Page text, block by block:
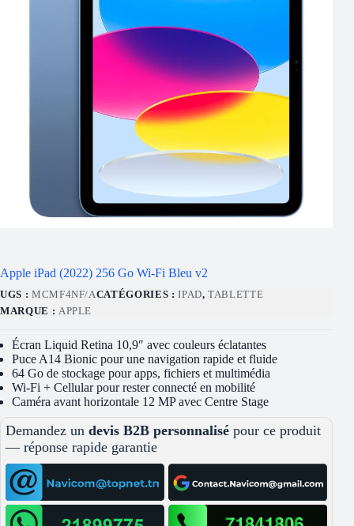
Apple iPad (2022) 256 Go Wi-Fi Bleu v2
UGS : MCMF4NF/ACATÉGORIES :IPAD,TABLETTE
MARQUE : APPLE
Écran Liquid Retina 10,9″ avec couleurs éclatantes
Puce A14 Bionic pour une navigation rapide et fluide
64 Go de stockage pour apps, fichiers et multimédia
Wi-Fi + Cellular pour rester connecté en mobilité
Caméra avant horizontale 12 MP avec Centre Stage
Demandez un devis B2B personnalisé pour ce produit
— réponse rapide garantie